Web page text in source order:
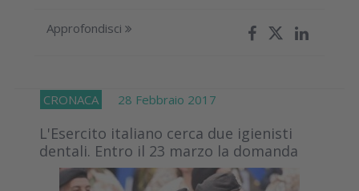
Approfondisci
CRONACA 28 Febbraio 2017
L'Esercito italiano cerca due igienisti
dentali. Entro il 23 marzo la domanda